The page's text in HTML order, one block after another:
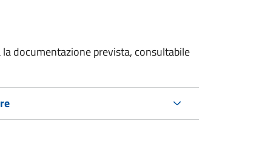
documentazione prevista, consultabile